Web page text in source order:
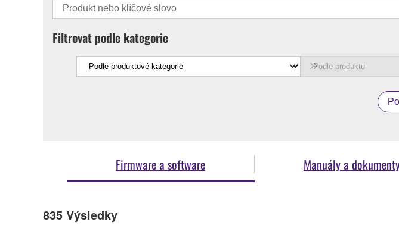
Filtrovat podle kategorie
Firmware a software Manuály a
835 Výsledky